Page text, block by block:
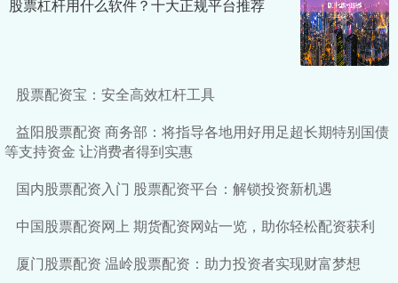
股票杠杆用什么软件？十大正规平台推荐
股票配资宝：安全高效杠杆工具
益阳股票配资 商务部：将指导各地用好用足超长期特别国债
等支持资金 让消费者得到实惠
国内股票配资入门 股票配资平台：解锁投资新机遇
中国股票配资网上 期货配资网站一览，助你轻松配资获利
厦门股票配资 温岭股票配资：助力投资者实现财富梦想